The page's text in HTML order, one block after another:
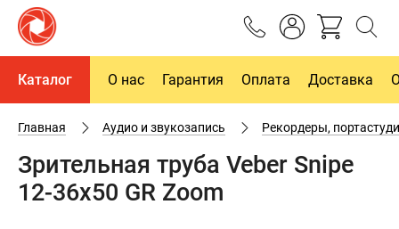
Каталог О нас Гарантия Оплата Доставка
Главная Аудио и звукозапись Рекордеры,
Зрительная труба Veber Snipe
12-36x50 GR Zoom